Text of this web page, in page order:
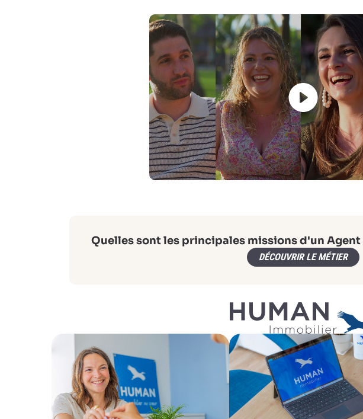
Quelles sont les principales missions d'un
DÉCOUVRIR LE MÉTIER